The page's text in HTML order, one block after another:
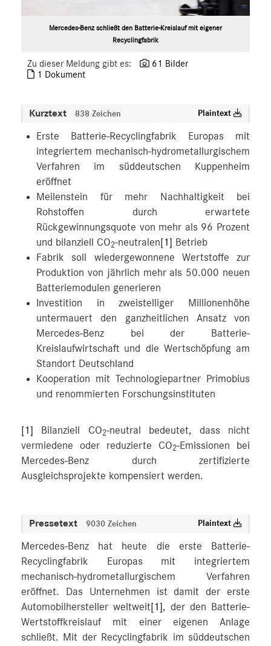
Mercedes-Benz schließt den Batterie-Kreislauf mit eigener
Recyclingfabrik
Zu dieser Meldung gibt es:
61 Bilder
1 Dokument
Kurztext 838 Zeichen Plaintext
Erste Batterie-Recyclingfabrik Europas mit
integriertem mechanisch-hydrometallurgischem
Verfahren im süddeutschen Kuppenheim
eröffnet
Meilenstein für mehr Nachhaltigkeit bei
Rohstoffen durch erwartete
Rückgewinnungsquote von mehr als 96 Prozent
und bilanziell CO2-neutralen[1] Betrieb
Fabrik soll wiedergewonnene Wertstoffe zur
Produktion von jährlich mehr als 50.000 neuen
Batteriemodulen generieren
Investition in zweistelliger Millionenhöhe
untermauert den ganzheitlichen Ansatz von
Mercedes-Benz bei der Batterie-
Kreislaufwirtschaft und die Wertschöpfung am
Standort Deutschland
Kooperation mit Technologiepartner Primobius
und renommierten Forschungsinstituten
[1] Bilanziell CO2-neutral bedeutet, dass nicht
vermiedene oder reduzierte CO2-Emissionen bei
Mercedes-Benz durch zertifizierte
Ausgleichsprojekte kompensiert werden.
Pressetext 9030 Zeichen Plaintext
Mercedes-Benz hat heute die erste Batterie-
Recyclingfabrik Europas mit integriertem
mechanisch-hydrometallurgischem Verfahren
eröffnet. Das Unternehmen ist damit der erste
Automobilhersteller weltweit[1], der den Batterie-
Wertstoffkreislauf mit einer eigenen Anlage
schließt. Mit der Recyclingfabrik im süddeutschen